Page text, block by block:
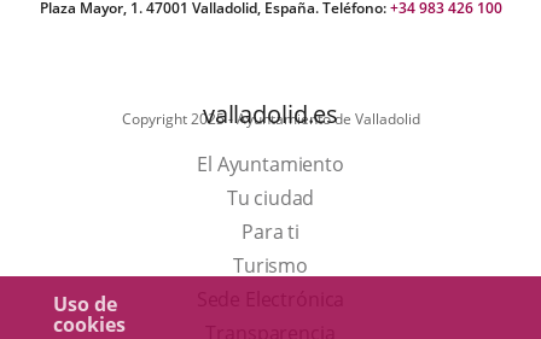
Uso de
cookies
Plaza Mayor, 1. 47001 Valladolid, España. Teléfono:+34 983 426 100
Copyright 2025 - Ayuntamiento de Valladolid
valladolid.es
El Ayuntamiento
Tu ciudad
Para ti
TurismoEste